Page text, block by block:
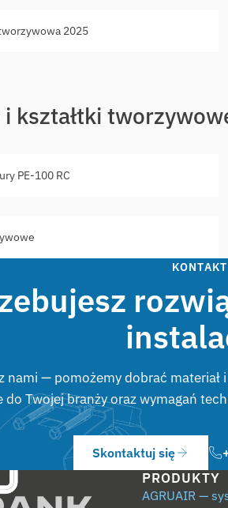
2025
kształtki
PE-100 RC
KONTAKT
nami — pomożemy dobrać materiał
do Twojej branży oraz wymagań
Skontaktuj się
PRODUKTY
AGRUAIR —